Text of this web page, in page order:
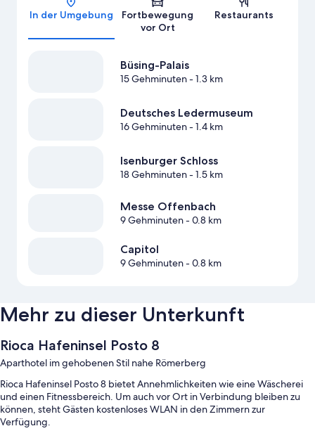
In der Umgebung
Fortbewegung
vor Ort
Restaurants
Büsing-Palais
15 Gehminuten- 1.3 km
Deutsches Ledermuseum
16 Gehminuten- 1.4 km
Isenburger Schloss
18 Gehminuten- 1.5 km
Messe Offenbach
9 Gehminuten- 0.8 km
Capitol
9 Gehminuten- 0.8 km
Mehr zu dieser Unterkunft
Rioca Hafeninsel Posto 8
Aparthotel im gehobenen Stil nahe Römerberg
Rioca Hafeninsel Posto 8 bietet Annehmlichkeiten wie eine Wäscherei
und einen Fitnessbereich. Um auch vor Ort in Verbindung bleiben zu
können, steht Gästen kostenloses WLAN in den Zimmern zur
Verfügung.